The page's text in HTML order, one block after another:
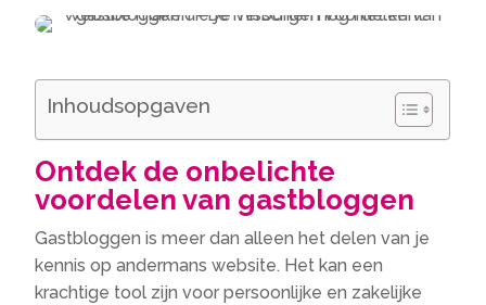
Inhoudsopgaven
Ontdek de onbelichte
voordelen van gastbloggen
Gastbloggen is meer dan alleen het delen van je
kennis op andermans website. Het kan een
krachtige tool zijn voor persoonlijke en zakelijke